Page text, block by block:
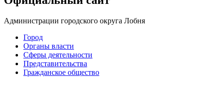
Администрации городского округа Лобня
Город
Органы власти
Сферы деятельности
Представительства
Гражданское общество